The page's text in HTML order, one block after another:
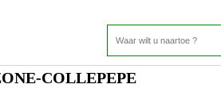
COLLEPEPE